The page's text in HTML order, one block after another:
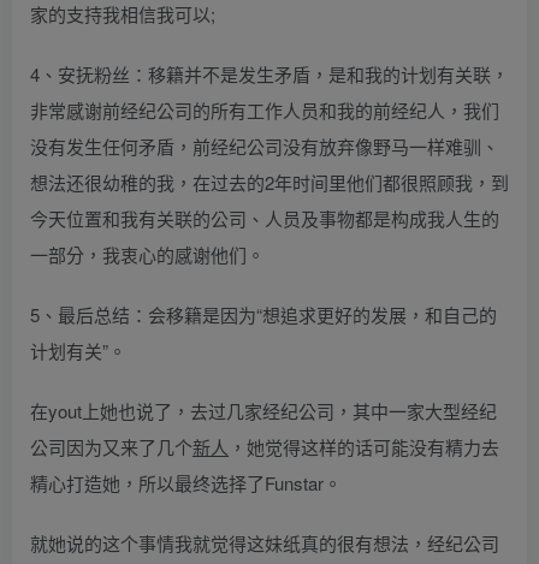
家的支持我相信我可以;
4、安抚粉丝：移籍并不是发生矛盾，是和我的计划有关联，
非常感谢前经纪公司的所有工作人员和我的前经纪人，我们
没有发生任何矛盾，前经纪公司没有放弃像野马一样难驯、
想法还很幼稚的我，在过去的2年时间里他们都很照顾我，到
今天位置和我有关联的公司、人员及事物都是构成我人生的
一部分，我衷心的感谢他们。
5、最后总结：会移籍是因为“想追求更好的发展，和自己的
计划有关”。
在yout上她也说了，去过几家经纪公司，其中一家大型经纪
公司因为又来了几个新人 ，她觉得这样的话可能没有精力去
精心打造她，所以最终选择了Funstar。
就她说的这个事情我就觉得这妹纸真的很有想法，经纪公司